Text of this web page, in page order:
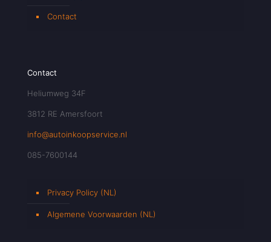
Contact
Contact
Heliumweg 34F
3812 RE Amersfoort
info@autoinkoopservice.nl
085-7600144
Privacy Policy (NL)
Algemene Voorwaarden (NL)